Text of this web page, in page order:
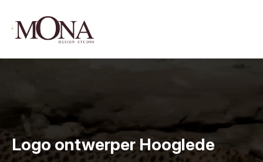
Logo ontwerper Hooglede